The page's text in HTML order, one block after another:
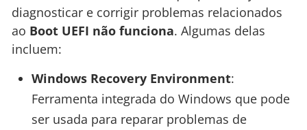
diagnosticar e corrigir problemas relacionados
ao Boot UEFI não funciona. Algumas delas
incluem:
Windows Recovery Environment:
Ferramenta integrada do Windows que pode
ser usada para reparar problemas de